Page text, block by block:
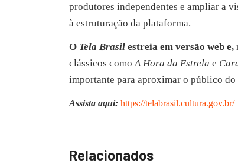
produtores independentes e ampliar a
à estruturação da plataforma.
O Tela Brasil estreia em versão web e,
clássicos comoA Hora da Estrela e
importante para aproximar o público
Assista aqui: https://telabrasil.cultura.gov.br/
Relacionados